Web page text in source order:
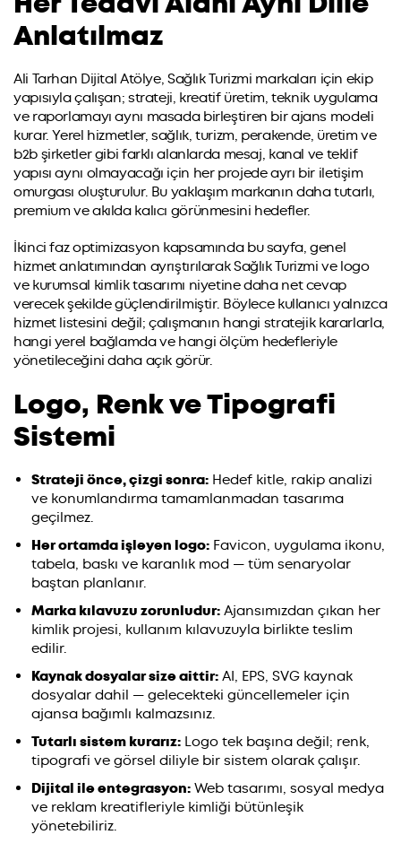
Anlatılmaz
Ali Tarhan Dijital Atölye, Sağlık Turizmi markaları için ekip
yapısıyla çalışan; strateji, kreatif üretim, teknik uygulama
ve raporlamayı aynı masada birleştiren bir ajans modeli
kurar. Yerel hizmetler, sağlık, turizm, perakende, üretim ve
b2b şirketler gibi farklı alanlarda mesaj, kanal ve teklif
yapısı aynı olmayacağı için her projede ayrı bir iletişim
omurgası oluşturulur. Bu yaklaşım markanın daha tutarlı,
premium ve akılda kalıcı görünmesini hedefler.
İkinci faz optimizasyon kapsamında bu sayfa, genel
hizmet anlatımından ayrıştırılarak Sağlık Turizmi ve logo
ve kurumsal kimlik tasarımı niyetine daha net cevap
verecek şekilde güçlendirilmiştir. Böylece kullanıcı yalnızca
hizmet listesini değil; çalışmanın hangi stratejik kararlarla,
hangi yerel bağlamda ve hangi ölçüm hedefleriyle
yönetileceğini daha açık görür.
Logo, Renk ve Tipografi
Sistemi
Strateji önce, çizgi sonra: Hedef kitle, rakip analizi
ve konumlandırma tamamlanmadan tasarıma
geçilmez.
Her ortamda işleyen logo: Favicon, uygulama ikonu,
tabela, baskı ve karanlık mod — tüm senaryolar
baştan planlanır.
Marka kılavuzu zorunludur: Ajansımızdan çıkan her
kimlik projesi, kullanım kılavuzuyla birlikte teslim
edilir.
Kaynak dosyalar size aittir: AI, EPS, SVG kaynak
dosyalar dahil — gelecekteki güncellemeler için
ajansa bağımlı kalmazsınız.
Tutarlı sistem kurarız: Logo tek başına değil; renk,
tipografi ve görsel diliyle bir sistem olarak çalışır.
Dijital ile entegrasyon: Web tasarımı, sosyal medya
ve reklam kreatifleriyle kimliği bütünleşik
yönetebiliriz.